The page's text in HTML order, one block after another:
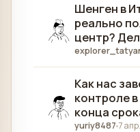
Шенген в
реально
центр?
Как нас
контроле
конца
yuriy8487 7